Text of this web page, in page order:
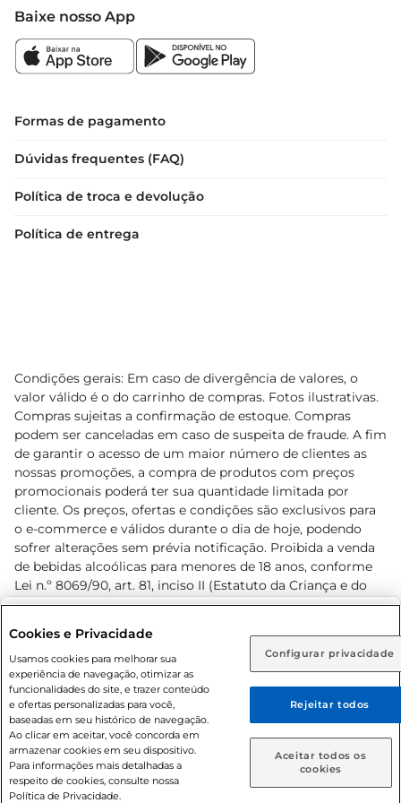
Rio de Janeiro (RJ) Goiás (GO)
Ou
Caso queira comprar online, informe como deseja receber
suas compras:
Entrega em casa Retire em Loja
Baixe nosso App
Formas de pagamento
Dúvidas frequentes (FAQ)
Política de troca e devolução
Política de entrega
Condições gerais: Em caso de divergência de valores, o
valor válido é o do carrinho de compras. Fotos ilustrativas.
Compras sujeitas a confirmação de estoque. Compras
podem ser canceladas em caso de suspeita de fraude. A fim
de garantir o acesso de um maior número de clientes as
nossas promoções, a compra de produtos com preços
promocionais poderá ter sua quantidade limitada por
cliente. Os preços, ofertas e condições são exclusivos para
o e-commerce e válidos durante o dia de hoje, podendo
sofrer alterações sem prévia notificação. Proibida a venda
de bebidas alcoólicas para menores de 18 anos, conforme
Lei n.º 8069/90, art. 81, inciso II (Estatuto da Criança e do
Adolescente). Preços e condições exclusivos para o
prévio. O valor mínimo para as compras on-line é de R$
80,00.
© 2026 Copyright. Todos os direitos
reservados Prezunic.
Cookies e Privacidade
Usamos cookies para melhorar sua
experiência de navegação, otimizar as
funcionalidades do site, e trazer conteúdo
e ofertas personalizadas para você,
baseadas em seu histórico de navegação.
Ao clicar em aceitar, você concorda em
armazenar cookies em seu dispositivo.
Para informações mais detalhadas a
respeito de cookies, consulte nossa
Política de Privacidade.
Configurar privacidade
Rejeitar todos
Aceitar todos os
cookies